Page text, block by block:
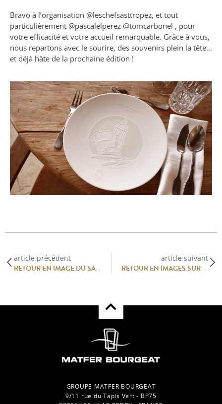
Bravo à l’organisation @‌leschefsasttropez, et tout
particulièrement @‌pascalelperez @tomcarbonel , pour
votre efficacité et votre accueil remarquable. Grâce à vous,
nous repartons avec le sourire, des souvenirs plein la tête…
et déjà hâte de la prochaine édition !
article précédent
RETOUR EN IMAGE DU SALON SIRHA 2025
article suivant
RETOUR EN IMAGES SUR LE SALON PATISS’ART 2025 : CRÉATIVITÉ ET GOURMANDISE AU RENDEZ-VOUS
GROUPE MATFER BOURGEAT
9/11 rue du Tapis Vert - BP75